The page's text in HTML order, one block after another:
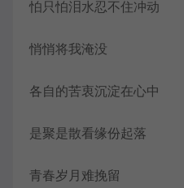
怕只怕泪水忍不住冲动
悄悄将我淹没
各自的苦衷沉淀在心中
是聚是散看缘份起落
青春岁月难挽留